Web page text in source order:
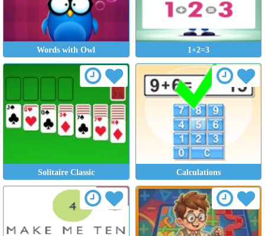
Words with Owl 1+2=3
Solitaire Classic Calculations